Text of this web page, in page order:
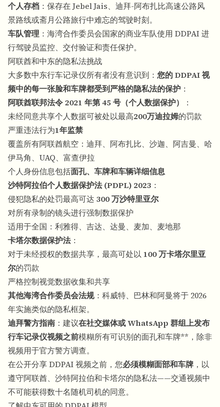
个人存档 ：保存在 Jebel Jais、迪拜-阿布扎比高速公路风
景路线或斋月公路旅行中难忘的驾驶时刻。
车队管理 ：海湾合作委员会国家的商业车队使用 DDPAI 进
行驾驶员监控、交付验证和责任保护。
阿联酋和中东的隐私法挑战
大多数中东行车记录仪所有者没有意识到： 您的 DDPAI 视
频中的每一张脸和车牌都受到严格的隐私法的保护 ：
阿联酋联邦法令 2021 年第 45 号（个人数据保护）
：
未经同意共享个人数据可被处以最高200万迪拉姆的罚款
严重违法行为1年监禁
覆盖所有阿联酋航空：迪拜、阿布扎比、沙迦、阿吉曼、哈
伊马角、UAQ、富查伊拉
个人身份信息包括面孔、车牌和车辆详细信息
沙特阿拉伯个人数据保护法 (PDPL) 2023 ：
侵犯隐私的处罚最高可达 300 万沙特里亚尔
对所有录制的镜头进行强制数据保护
适用于全国：利雅得、吉达、达曼、麦加、麦地那
卡塔尔数据保护法：
对于未经授权的数据共享，最高可处以 100 万卡塔尔里亚
尔的罚款
严格控制视觉数据收集和共享
其他海湾合作委员会法规：科威特、巴林和阿曼将于 2026
年实施类似的隐私框架。
迪拜警方指南 ：建议在社交媒体或 WhatsApp 群组上发布
行车记录仪视频之前模糊所有可识别的面孔和车牌**，除非
视频用于官方警方调查。
在公开分享 DDPAI 视频之前，您必须模糊面部和车牌 ，以
遵守阿联酋、沙特阿拉伯和卡塔尔的隐私法——交通视频中
不可能获得数十名随机司机的同意。